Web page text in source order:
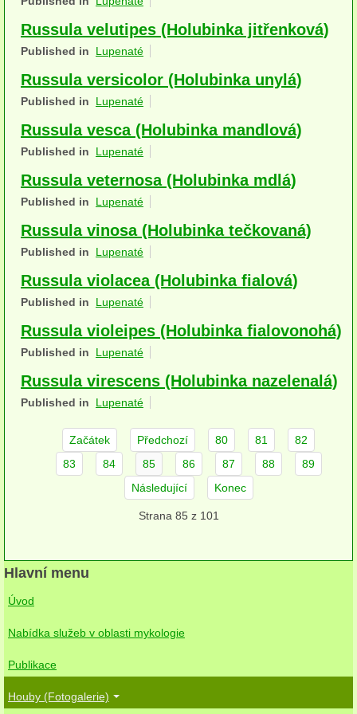
podle typu plodnic
Apothecia
mykorhizni
terestrické saprotrofní
koprofilní
lichenizované
muscikolni
herbikolní-dvouděložné
herbikolní-jednoděložné
herbikolní-kapraďorosty
Perithecia stromatická
Kornacovité
Choroše
bílá hniloba
hnědá hniloba
jednoleté
Russula velutipes (Holubinka jitřenková)
Published in Lupenaté
Russula versicolor (Holubinka unylá)
Published in Lupenaté
Russula vesca (Holubinka mandlová)
Published in Lupenaté
Russula veternosa (Holubinka mdlá)
Published in Lupenaté
Russula vinosa (Holubinka tečkovaná)
Published in Lupenaté
Russula violacea (Holubinka fialová)
Published in Lupenaté
Russula violeipes (Holubinka fialovonohá)
Published in Lupenaté
Russula virescens (Holubinka nazelenalá)
Published in Lupenaté
Začátek Předchozí 80 81
82
83
84 85 86 87 88
89
Následující
Konec
Strana 85 z 101
Hlavní menu
Úvod
Nabídka služeb v oblasti mykologie
Publikace
Houby (Fotogalerie)